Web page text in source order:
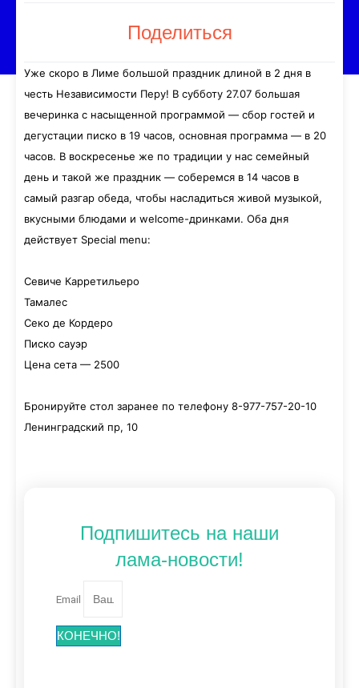
Поделиться
Уже скоро в Лиме большой праздник длиной в 2 дня в
честь Независимости Перу! В субботу 27.07 большая
вечеринка с насыщенной программой — сбор гостей и
дегустации писко в 19 часов, основная программа — в 20
часов. В воскресенье же по традиции у нас семейный
день и такой же праздник — соберемся в 14 часов в
самый разгар обеда, чтобы насладиться живой музыкой,
вкусными блюдами и welcome-дринками. Оба дня
действует Special menu:
Севиче Карретильеро
Тамалес
Секо де Кордеро
Писко сауэр
Цена сета — 2500
Бронируйте стол заранее по телефону 8-977-757-20-10
Ленинградский пр, 10
Подпишитесь на наши
лама-новости!
Email
КОНЕЧНО!